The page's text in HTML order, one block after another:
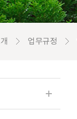
업무규정